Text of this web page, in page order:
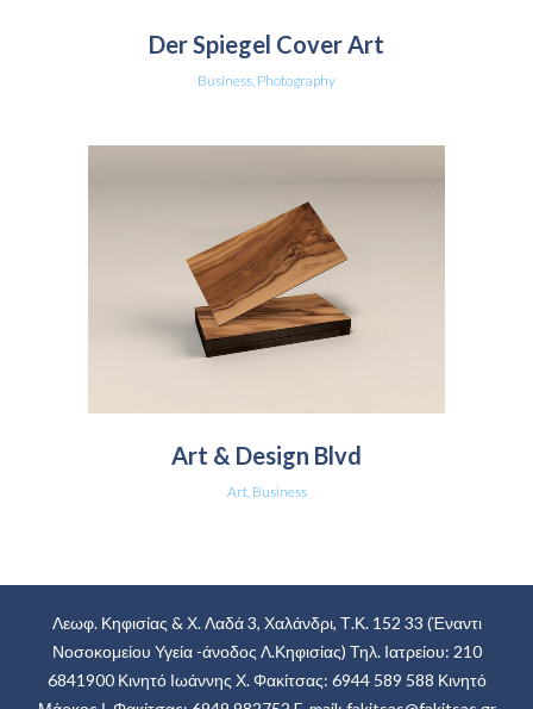
Der Spiegel Cover Art
Business, Photography
Art & Design Blvd
Art, Business
Λεωφ. Κηφισίας & Χ. Λαδά 3, Χαλάνδρι, Τ.Κ. 152 33 (Έναντι
Νοσοκομείου Υγεία -άνοδος Λ.Κηφισίας) Τηλ. Ιατρείου: 210
6841900Κινητό Ιωάννης Χ. Φακίτσας: 6944 589 588 Κινητό